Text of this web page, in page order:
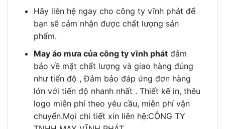
Hãy liên hệ ngay cho công ty vĩnh phát để
bạn sẽ cảm nhận được chất lượng sản
phẩm.
May áo mưa của công ty vĩnh phátđảm
bảo về mặt chất lượng và giao hàng đúng
như tiến độ , Đảm bảo đáp ứng đơn hàng
lớn với tiến độ nhanh nhất . Thiết kế in, thêu
logo miễn phí theo yêu cầu, miễn phí vận
chuyển.Mọi chi tiết xin liên hệ:CÔNG TY